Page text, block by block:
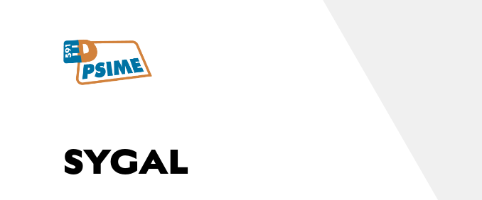
SYGAL